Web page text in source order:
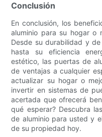
Conclusión
En conclusión, los
aluminio para su hogar o
Desde su durabilidad y
hasta su eficiencia
estético, las puertas de
de ventajas a cualquier
actualizar su hogar o
invertir en sistemas de
acertada que ofrecerá
qué esperar? Descubra
de aluminio para usted y
de su propiedad hoy.